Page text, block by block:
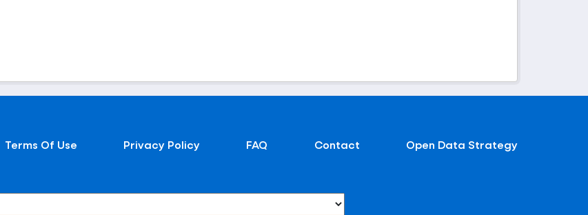
Terms Of Use Privacy Policy FAQ Contact Open Data Strategy